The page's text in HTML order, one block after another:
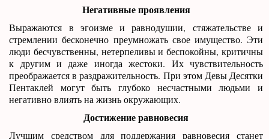
Негативные проявления
Выражаются в эгоизме и равнодушии, стяжательстве и
стремлении бесконечно преумножать свое имущество. Эти
люди бесчувственны, нетерпеливы и беспокойны, критичны
к другим и даже иногда жестоки. Их чувствительность
преображается в раздражительность. При этом Девы Десятки
Пентаклей могут быть глубоко несчастными людьми и
негативно влиять на жизнь окружающих.
Достижение равновесия
Лучшим средством для поддержания равновесия станет